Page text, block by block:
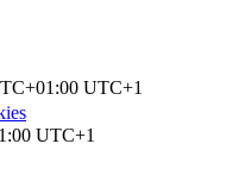
UTC+1
UTC+1